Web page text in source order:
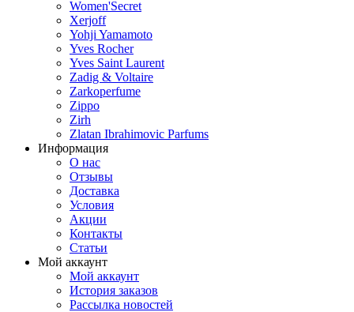
Women'Secret
Xerjoff
Yohji Yamamoto
Yves Rocher
Yves Saint Laurent
Zadig & Voltaire
Zarkoperfume
Zippo
Zirh
Zlatan Ibrahimovic Parfums
Информация
О нас
Отзывы
Доставка
Условия
Aкции
Контакты
Статьи
Мой аккаунт
Мой аккаунт
История заказов
Рассылка новостей